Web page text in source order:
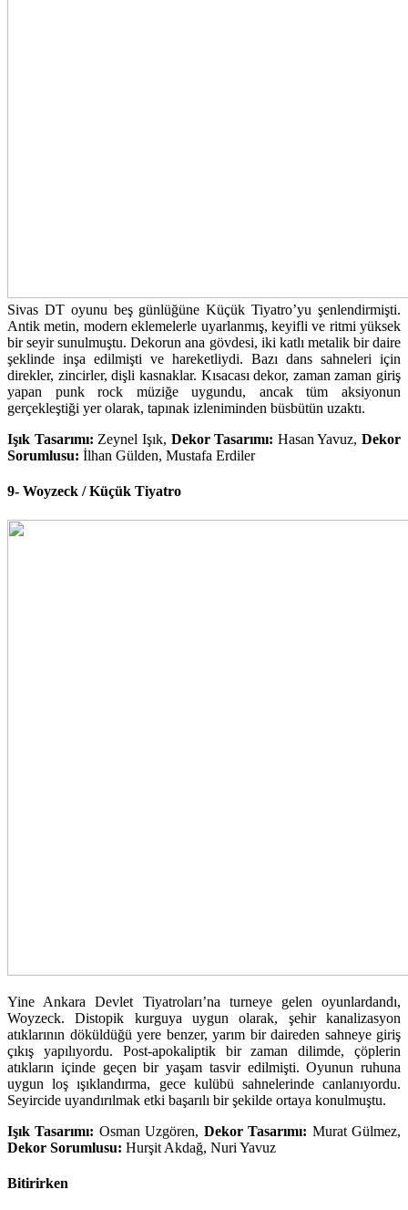
Sivas DT oyunu beş günlüğüne Küçük Tiyatro’yu şenlendirmişti.
Antik metin, modern eklemelerle uyarlanmış, keyifli ve ritmi yüksek
bir seyir sunulmuştu. Dekorun ana gövdesi, iki katlı metalik bir daire
şeklinde inşa edilmişti ve hareketliydi. Bazı dans sahneleri için
direkler, zincirler, dişli kasnaklar. Kısacası dekor, zaman zaman giriş
yapan punk rock müziğe uygundu, ancak tüm aksiyonun
gerçekleştiği yer olarak, tapınak izleniminden büsbütün uzaktı.
Işık Tasarımı: Zeynel Işık, Dekor Tasarımı: Hasan Yavuz, Dekor
Sorumlusu: İlhan Gülden, Mustafa Erdiler
9- Woyzeck / Küçük Tiyatro
Yine Ankara Devlet Tiyatroları’na turneye gelen oyunlardandı,
Woyzeck. Distopik kurguya uygun olarak, şehir kanalizasyon
atıklarının döküldüğü yere benzer, yarım bir daireden sahneye giriş
çıkış yapılıyordu. Post-apokaliptik bir zaman dilimde, çöplerin
atıkların içinde geçen bir yaşam tasvir edilmişti. Oyunun ruhuna
uygun loş ışıklandırma, gece kulübü sahnelerinde canlanıyordu.
Seyircide uyandırılmak etki başarılı bir şekilde ortaya konulmuştu.
Işık Tasarımı: Osman Uzgören, Dekor Tasarımı: Murat Gülmez,
Dekor Sorumlusu: Hurşit Akdağ, Nuri Yavuz
Bitirirken